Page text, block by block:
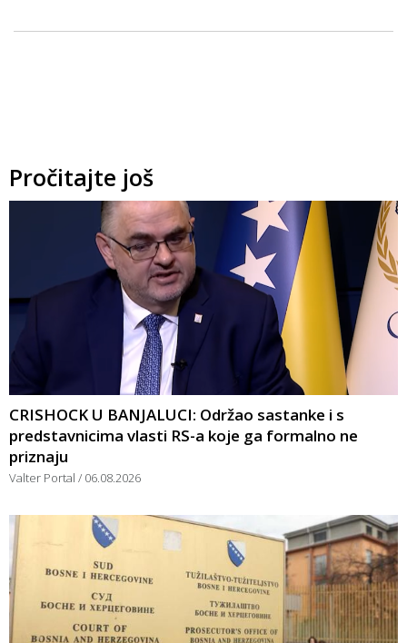
Pročitajte još
CRISHOCK U BANJALUCI: Održao sastanke i s
predstavnicima vlasti RS-a koje ga formalno ne
priznaju
Valter Portal 06.08.2026